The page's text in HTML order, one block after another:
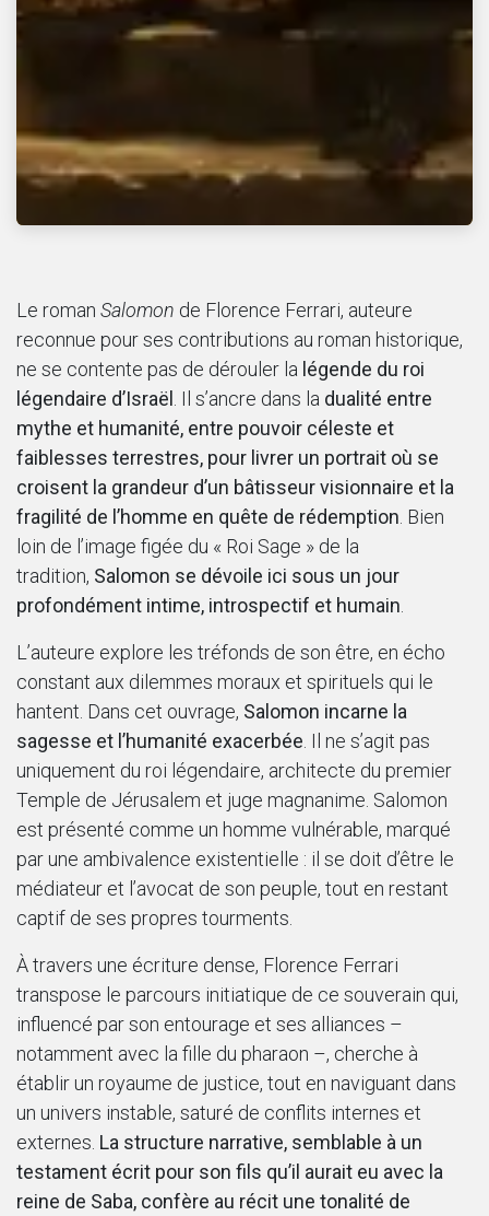
Le roman Salomon de Florence Ferrari, auteure
reconnue pour ses contributions au roman historique,
ne se contente pas de dérouler la légende du roi
légendaire d’Israël
. Il s’ancre dans la dualité entre
mythe et humanité, entre pouvoir céleste et
faiblesses terrestres, pour livrer un portrait où se
croisent la grandeur d’un bâtisseur visionnaire et la
fragilité de l’homme en quête de rédemption . Bien
loin de l’image figée du « Roi Sage » de la
tradition, Salomon se dévoile ici sous un jour
profondément intime, introspectif et humain
L’auteure explore les tréfonds de son être, en écho
constant aux dilemmes moraux et spirituels qui le
hantent. Dans cet ouvrage, Salomon incarne la
sagesse et l’humanité exacerbée . Il ne s’agit pas
uniquement du roi légendaire, architecte du premier
Temple de Jérusalem et juge magnanime. Salomon
est présenté comme un homme vulnérable, marqué
par une ambivalence existentielle : il se doit d’être le
médiateur et l’avocat de son peuple, tout en restant
captif de ses propres tourments.
À travers une écriture dense, Florence Ferrari
transpose le parcours initiatique de ce souverain qui,
influencé par son entourage et ses alliances –
notamment avec la fille du pharaon –, cherche à
établir un royaume de justice, tout en naviguant dans
un univers instable, saturé de conflits internes et
externes. La structure narrative, semblable à un
testament écrit pour son fils qu’il aurait eu avec la
reine de Saba, confère au récit une tonalité de